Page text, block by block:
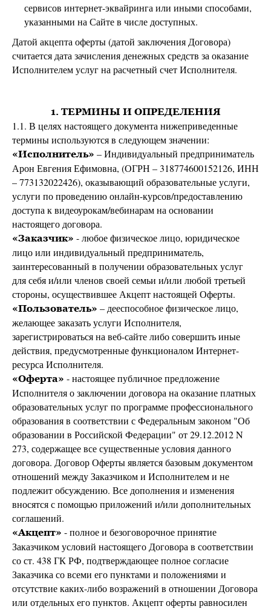
сервисов интернет-эквайринга или иными способами,
указанными на Сайте в числе доступных.
Датой акцепта оферты (датой заключения Договора)
считается дата зачисления денежных средств за оказание
Исполнителем услуг на расчетный счет Исполнителя.
1. ТЕРМИНЫ И ОПРЕДЕЛЕНИЯ
1.1. В целях настоящего документа нижеприведенные
термины используются в следующем значении:
«Исполнитель» – Индивидуальный предприниматель
Арон Евгения Ефимовна, (ОГРН – 318774600152126, ИНН
– 773132022426), оказывающий образовательные услуги,
услуги по проведению онлайн-курсов/предоставлению
доступа к видеоурокам/вебинарам на основании
настоящего договора.
«Заказчик» - любое физическое лицо, юридическое
лицо или индивидуальный предприниматель,
заинтересованный в получении образовательных услуг
для себя и/или членов своей семьи и/или любой третьей
стороны, осуществившее Акцепт настоящей Оферты.
«Пользователь» – дееспособное физическое лицо,
желающее заказать услуги Исполнителя,
зарегистрироваться на веб-сайте либо совершить иные
действия, предусмотренные функционалом Интернет-
ресурса Исполнителя.
«Оферта» - настоящее публичное предложение
Исполнителя о заключении договора на оказание платных
образовательных услуг по программе профессионального
образования в соответствии с Федеральным законом "Об
образовании в Российской Федерации" от 29.12.2012 N
273, содержащее все существенные условия данного
договора. Договор Оферты является базовым документом
отношений между Заказчиком и Исполнителем и не
подлежит обсуждению. Все дополнения и изменения
вносятся с помощью приложений и/или дополнительных
соглашений.
«Акцепт» - полное и безоговорочное принятие
Заказчиком условий настоящего Договора в соответствии
со ст. 438 ГК РФ, подтверждающее полное согласие
Заказчика со всеми его пунктами и положениями и
отсутствие каких-либо возражений в отношении Договора
или отдельных его пунктов. Акцепт оферты равносилен